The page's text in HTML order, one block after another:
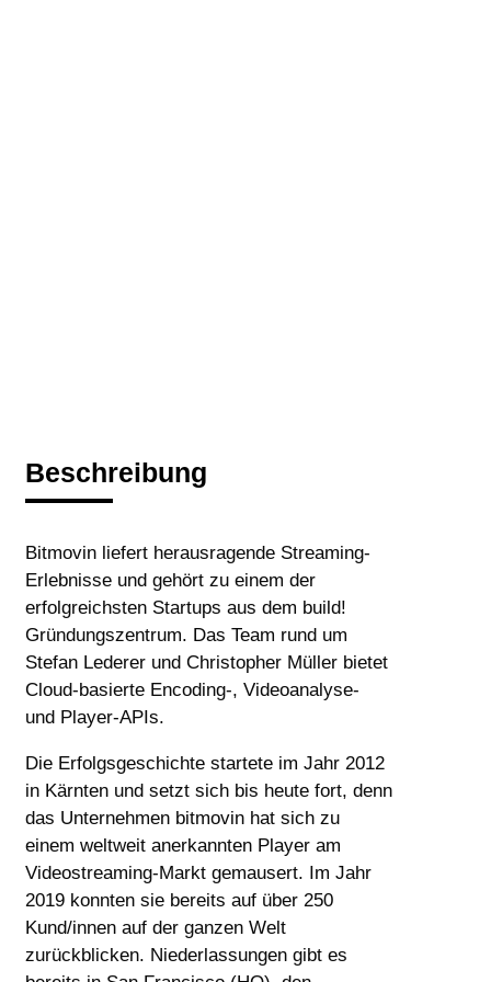
Beschreibung
Bitmovin liefert herausragende Streaming-
Erlebnisse und gehört zu einem der
erfolgreichsten Startups aus dem build!
Gründungszentrum. Das Team rund um
Stefan Lederer und Christopher Müller bietet
Cloud-basierte Encoding-, Videoanalyse-
und Player-APIs.
Die Erfolgsgeschichte startete im Jahr 2012
in Kärnten und setzt sich bis heute fort, denn
das Unternehmen bitmovin hat sich zu
einem weltweit anerkannten Player am
Videostreaming-Markt gemausert. Im Jahr
2019 konnten sie bereits auf über 250
Kund/innen auf der ganzen Welt
zurückblicken. Niederlassungen gibt es